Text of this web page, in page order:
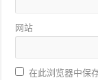
网站
在此浏览器中保